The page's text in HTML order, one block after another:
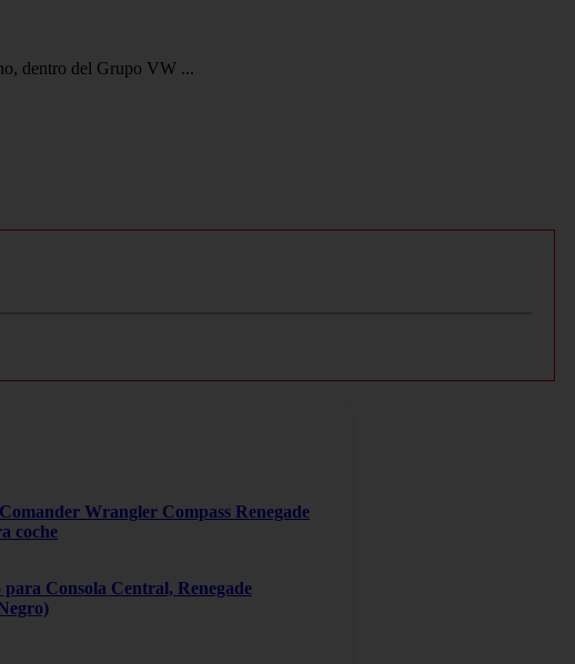
dentro del Grupo VW ...
Wrangler Compass Renegade
coche
Consola Central, Renegade